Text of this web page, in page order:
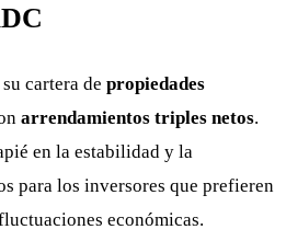
cartera de propiedades
arrendamientos triples netos.
en la estabilidad y la
para los inversores que prefieren
económicas.